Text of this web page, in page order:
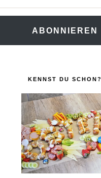
ABONNIEREN
KENNST DU SCHON?